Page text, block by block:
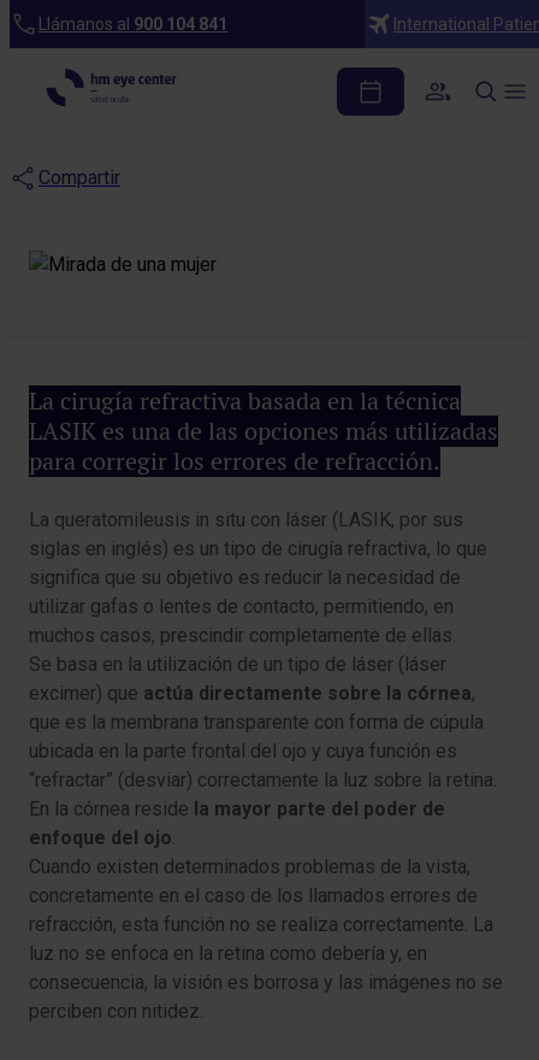
Llámanos al 900 104 841 International
Blog
¿Cuántos años dura la
operación con Láser Excimer?
Compartir
La cirugía refractiva basada en la técnica
LASIK es una de las opciones más utilizadas
para corregir los errores de refracción.
La queratomileusis in situ con láser (LASIK, por sus
siglas en inglés) es un tipo de cirugía refractiva, lo que
significa que su objetivo es reducir la necesidad de
utilizar gafas o lentes de contacto, permitiendo, en
muchos casos, prescindir completamente de ellas.
Se basa en la utilización de un tipo de láser (láser
excimer) que actúa directamente sobre la córnea,
que es la membrana transparente con forma de cúpula
ubicada en la parte frontal del ojo y cuya función es
“refractar” (desviar) correctamente la luz sobre la retina.
En la córnea reside la mayor parte del poder de
enfoque del ojo.
Cuando existen determinados problemas de la vista,
concretamente en el caso de los llamados errores de
refracción, esta función no se realiza correctamente. La
luz no se enfoca en la retina como debería y, en
consecuencia, la visión es borrosa y las imágenes no se
perciben con nitidez.